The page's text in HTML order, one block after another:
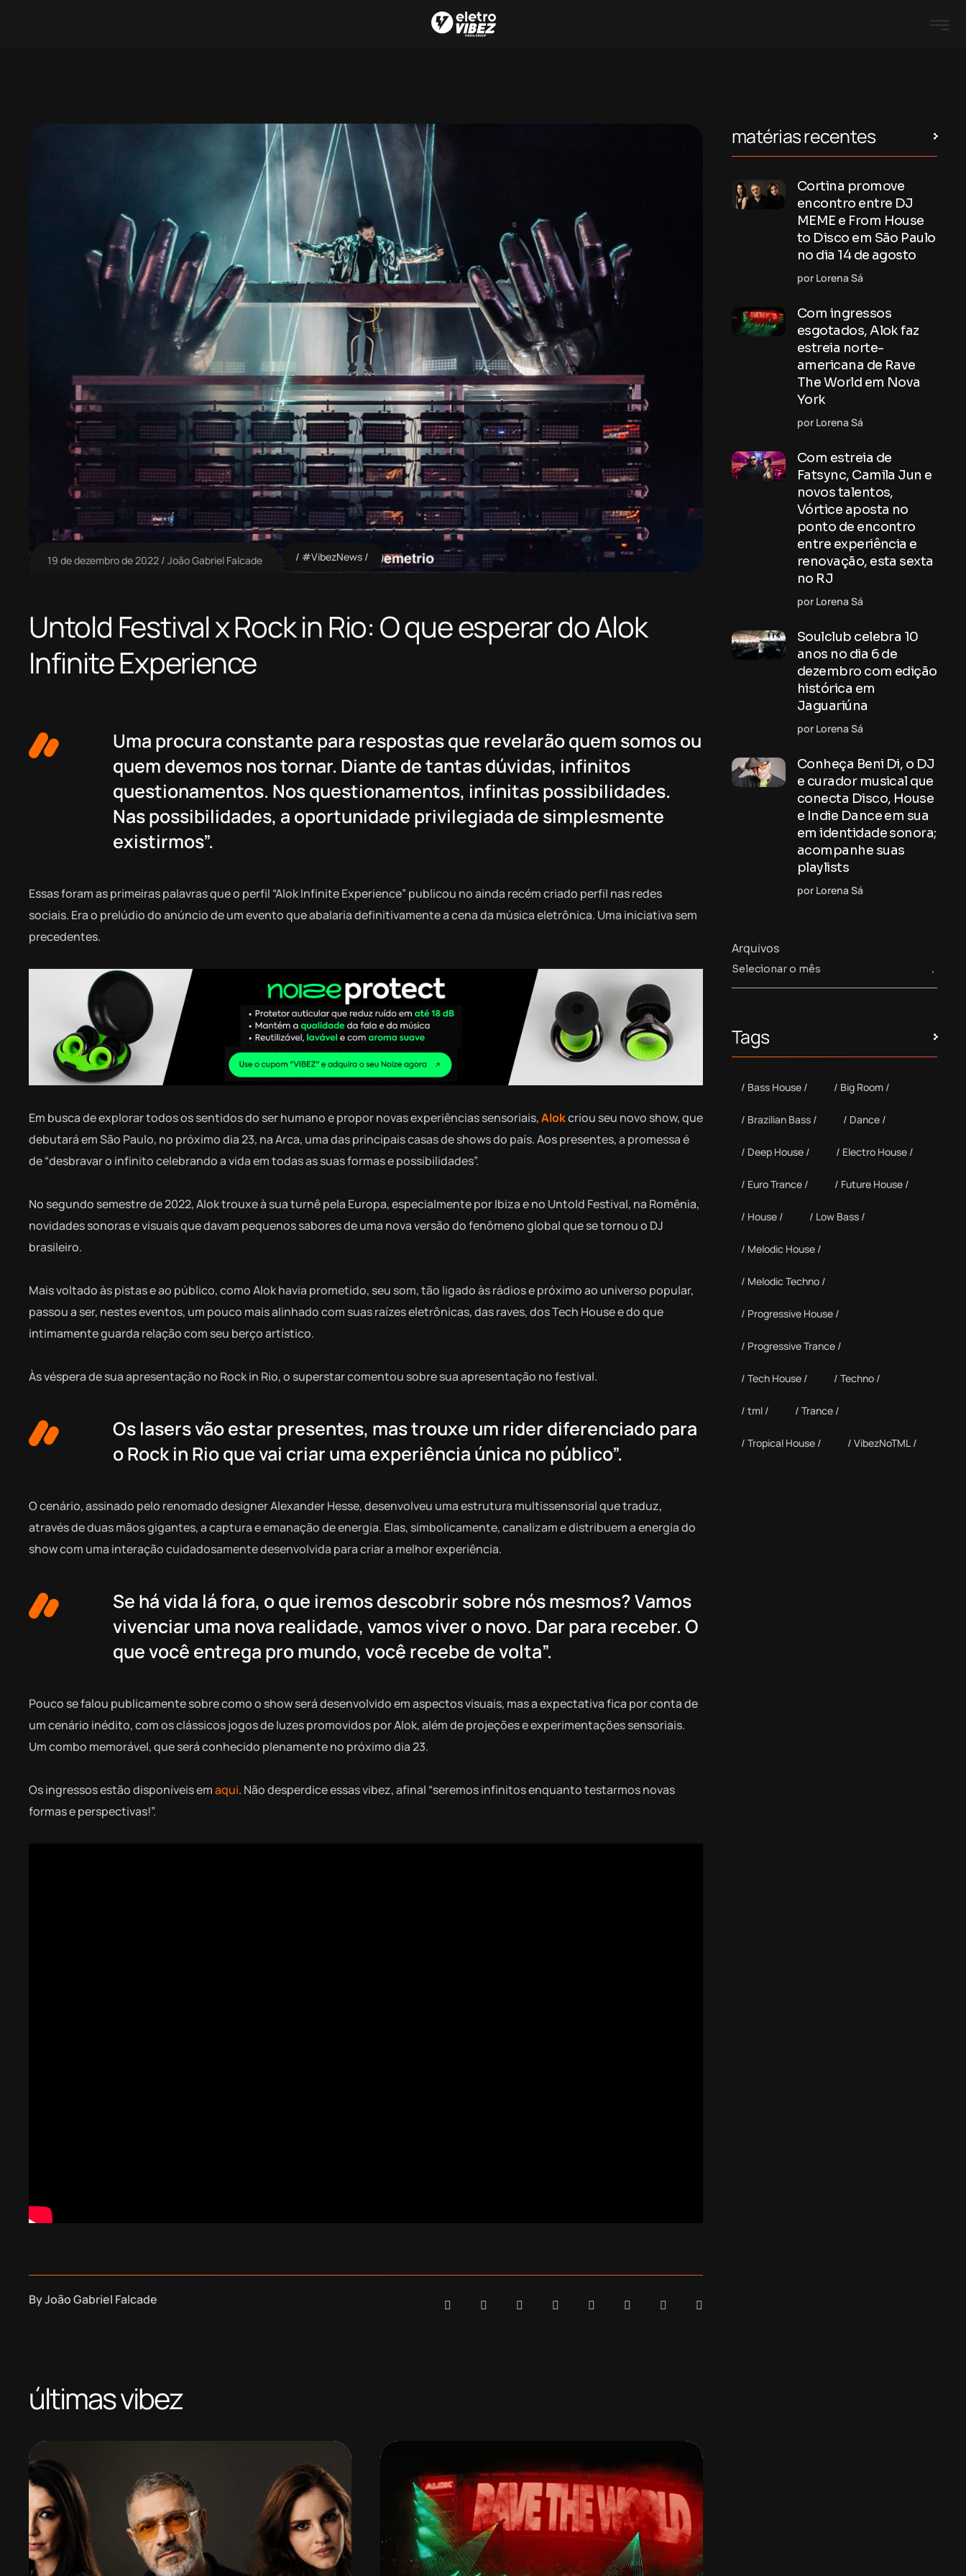
19 de dezembro de 2022 João Gabriel Falcade #VibezNews
Untold Festival x Rock in Rio: O que esperar do Alok
Infinite Experience
Uma procura constante para respostas que revelarão quem somos ou
quem devemos nos tornar. Diante de tantas dúvidas, infinitos
questionamentos. Nos questionamentos, infinitas possibilidades.
Nas possibilidades, a oportunidade privilegiada de simplesmente
existirmos”.
Essas foram as primeiras palavras que o perfil “Alok Infinite Experience” publicou no ainda recém criado perfil nas redes
sociais. Era o prelúdio do anúncio de um evento que abalaria definitivamente a cena da música eletrônica. Uma iniciativa sem
precedentes.
Em busca de explorar todos os sentidos do ser humano e propor novas experiências sensoriais,Alokcriou seu novo show, que
debutará em São Paulo, no próximo dia 23, na Arca, uma das principais casas de shows do país. Aos presentes, a promessa é
de “desbravar o infinito celebrando a vida em todas as suas formas e possibilidades”.
No segundo semestre de 2022, Alok trouxe à sua turnê pela Europa, especialmente por Ibiza e no Untold Festival, na Romênia,
novidades sonoras e visuais que davam pequenos sabores de uma nova versão do fenômeno global que se tornou o DJ
brasileiro.
Mais voltado às pistas e ao público, como Alok havia prometido, seu som, tão ligado às rádios e próximo ao universo popular,
passou a ser, nestes eventos, um pouco mais alinhado com suas raízes eletrônicas, das raves, dos Tech House e do que
intimamente guarda relação com seu berço artístico.
Às véspera de sua apresentação no Rock in Rio, o superstar comentou sobre sua apresentação no festival.
Os lasers vão estar presentes, mas trouxe um rider diferenciado para
o Rock in Rio que vai criar uma experiência única no público”.
O cenário, assinado pelo renomado designer Alexander Hesse, desenvolveu uma estrutura multissensorial que traduz,
através de duas mãos gigantes, a captura e emanação de energia. Elas, simbolicamente, canalizam e distribuem a energia do
show com uma interação cuidadosamente desenvolvida para criar a melhor experiência.
Se há vida lá fora, o que iremos descobrir sobre nós mesmos? Vamos
vivenciar uma nova realidade, vamos viver o novo. Dar para receber. O
que você entrega pro mundo, você recebe de volta”.
Pouco se falou publicamente sobre como o show será desenvolvido em aspectos visuais, mas a expectativa fica por conta de
um cenário inédito, com os clássicos jogos de luzes promovidos por Alok, além de projeções e experimentações sensoriais.
Um combo memorável, que será conhecido plenamente no próximo dia 23.
Os ingressos estão disponíveis emaqui. Não desperdice essas vibez, afinal “seremos infinitos enquanto testarmos novas
formas e perspectivas!”.
ByJoão Gabriel Falcade
últimas vibez
matérias recentes
Cortina promove
encontro entre DJ
MEME e From House
to Disco em São Paulo
no dia 14 de agosto
por Lorena Sá
Com ingressos
esgotados, Alok faz
estreia norte-
americana de Rave
The World em Nova
York
por Lorena Sá
Com estreia de
Fatsync, Camila Jun e
novos talentos,
Vórtice aposta no
ponto de encontro
entre experiência e
renovação, esta sexta
no RJ
por Lorena Sá
Soulclub celebra 10
anos no dia 6 de
dezembro com edição
histórica em
Jaguariúna
por Lorena Sá
Conheça Beni Di, o DJ
e curador musical que
conecta Disco, House
e Indie Dance em sua
em identidade sonora;
acompanhe suas
playlists
por Lorena Sá
Arquivos
Tags
Bass House Big Room
Brazilian Bass Dance
Deep House Electro House
Euro Trance Future House
House Low Bass
Melodic House
Melodic Techno
Progressive House
Progressive Trance
Tech House Techno
tml Trance
Tropical House VibezNoTML